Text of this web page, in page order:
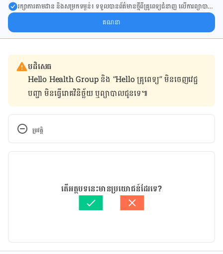
រក្សា​ការ​តាមដាន និងសម្រក​ទម្ងន់៖ ទទួលបាន​ព័ត៌​មាន​ថ្មី​ពី​គ្រូពេទ្យ​ជំនាញ លើ​ការ​ព្យា​បាល​
ការសម្រក​ទម្ងន់ និងការផ្តល់ជំនួយដោយផ្ទាល់​ក្នុង​ប្រអប់​សារ​របស់​អ្នក។
គណនា
បដិសេធ
Hello Health Group និង “Hello គ្រូពេទ្យ” មិន​ចេញ​វេជ្ជ
បញ្ជា មិន​ធ្វើ​រោគវិនិច្ឆ័យ ឬ​ព្យាបាល​ជូន​ទេ៕
ប្រវត្តិ
អត្ថបទ​ដោយ ដេត ធន្នី
វេជ្ជ. ចាន់ ស៊ីណេត
បច្ចុប្បន្នភាពដោយ៖ ដេត ធន្នី
តើអត្ថបទនេះមានប្រយោជន៍ដែរទេ?